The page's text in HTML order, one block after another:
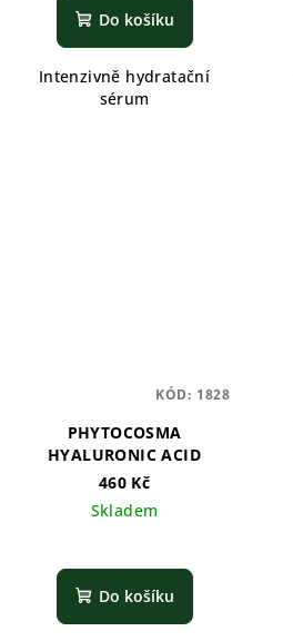
Do košíku
Intenzivně hydratační
sérum
PHYTOCOSMA
HYALURONIC ACID
460 Kč
Skladem
Do košíku
KÓD: 1828